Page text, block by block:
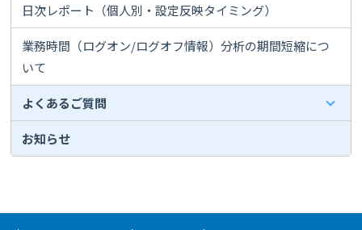
日次レポート（個人別・設定反映タイミング）
業務時間（ログオン/ログオフ情報）分析の期間短縮につ
いて
よくあるご質問
お知らせ